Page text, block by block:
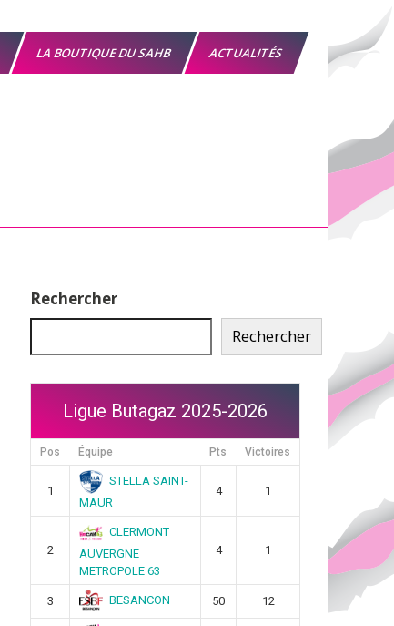
LA BOUTIQUE DU SAHB ACTUALITÉS
Rechercher
Rechercher
Ligue Butagaz 2025-2026
Pos Équipe Pts Victoires
1
STELLA SAINT-
MAUR
4 1
2
CLERMONT
AUVERGNE
METROPOLE 63
4 1
3 BESANCON 50 12